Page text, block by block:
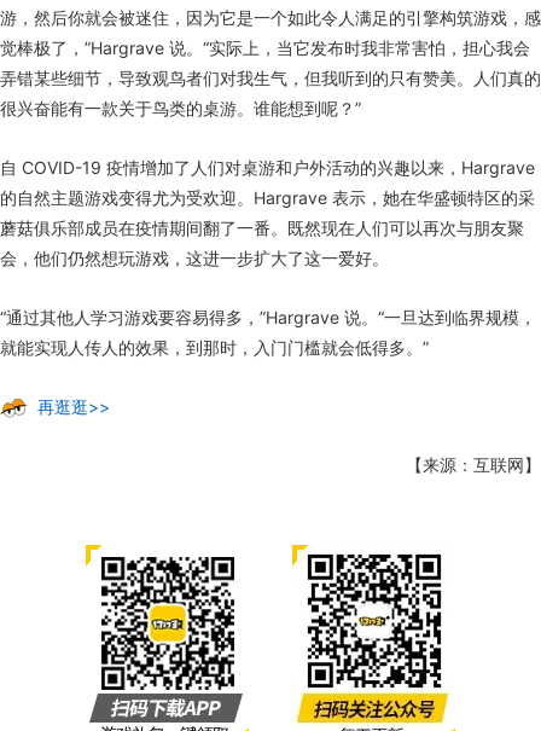
游，然后你就会被迷住，因为它是一个如此令人满足的引擎构筑游戏，感
觉棒极了，”Hargrave 说。“实际上，当它发布时我非常害怕，担心我会
弄错某些细节，导致观鸟者们对我生气，但我听到的只有赞美。人们真的
很兴奋能有一款关于鸟类的桌游。谁能想到呢？”
自 COVID-19 疫情增加了人们对桌游和户外活动的兴趣以来，Hargrave
的自然主题游戏变得尤为受欢迎。Hargrave 表示，她在华盛顿特区的采
蘑菇俱乐部成员在疫情期间翻了一番。既然现在人们可以再次与朋友聚
会，他们仍然想玩游戏，这进一步扩大了这一爱好。
“通过其他人学习游戏要容易得多，”Hargrave 说。“一旦达到临界规模，
就能实现人传人的效果，到那时，入门门槛就会低得多。”
再逛逛>>
【来源：互联网】